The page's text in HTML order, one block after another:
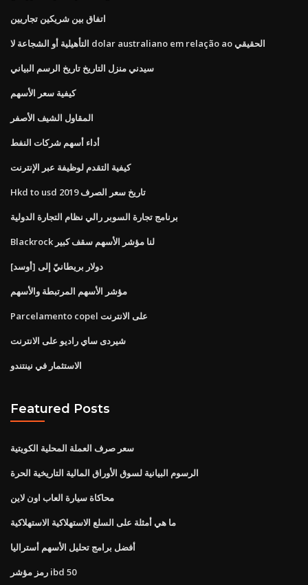
اتفاق بين شريكين تجاريين
التأهيلية أو الشجاعة لا dolar australiano em relação ao الحقيقي
سيدني منزل التاريخ تاريخ الرسم البياني
كيفية سعر الأسهم
المقاول الشيف الأصفر
أداء أسهم شركات النفط
كيفية التقدم لوظيفة عبر الإنترنت
Hkd to usd تاريخ سعر الصرف 2019
برنامج تجارة السوبر رالي نظام التجارة الدولية
Blackrock لنا مؤشر الأسهم سقف كبير
دولار بريطانيّ إلى [أوسد]
مؤشر الأسهم المرتبطة والأسهم
Parcelamento copel على الانترنت
شيردى ساي راديو على الانترنت
الاستثمار في نينتندو
Featured Posts
سعر صرف العملة المحلية الكويتية
الرسوم البيانية لسوق الأوراق المالية التاريخية الحرة
محاكاة سيارة العاب اون لاين
ما هي أمثلة على السلع الاستهلاكية الاستهلاكية
أفضل برامج تحليل الأسهم أستراليا
رمز مؤشر ibd 50